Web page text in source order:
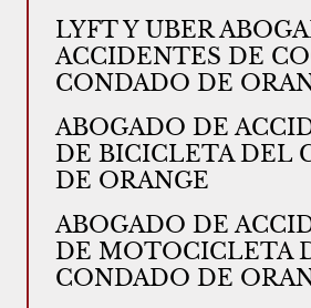
LYFT Y UBER
ACCIDENTES DE
CONDADO DE
ABOGADO DE
DE BICICLETA DEL
DE ORANGE
ABOGADO DE
DE MOTOCICLETA
CONDADO DE